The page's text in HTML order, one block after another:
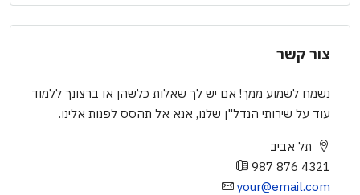
צור קשר
נשמח לשמוע ממך! אם יש לך שאלות כלשהן או ברצונך ללמוד
עוד על שירותי הנדל"ן שלנו, אנא אל תהסס לפנות אלינו.
תל אביב
987 876 4321
your@email.com